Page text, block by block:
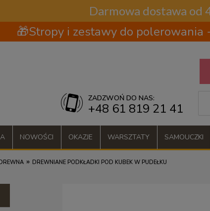
Darmowa dostawa od
🎁Stropy i zestawy do polerowania
ZADZWOŃ DO NAS:
+48 61 819 21 41
NOWOŚCI OKAZJE WARSZTATY SAMOUCZKI
» DREWNIANE PODKŁADKI POD KUBEK W PUDEŁKU